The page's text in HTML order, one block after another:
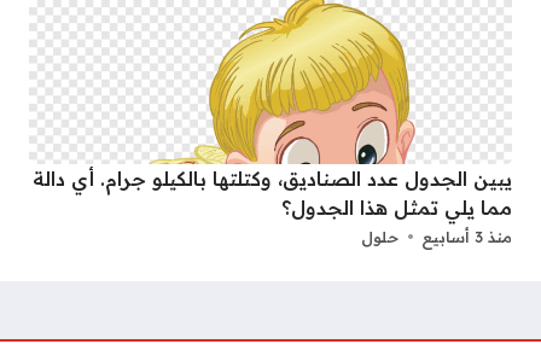
يبين الجدول عدد الصناديق، وكتلتها بالكيلو جرام. أي دالة
مما يلي تمثل هذا الجدول؟
منذ 3 أسابيع حلول